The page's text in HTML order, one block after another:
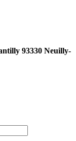
93330 Neuilly-